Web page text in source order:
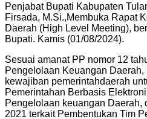
Penjabat Bupati Kabupaten
Firsada, M.Si.,Membuka Rapat
Daerah (High Level Meeting),
Bupati. Kamis (01/08/2024).
Sesuai amanat PP nomor 12
Pengelolaan Keuangan Daerah,
kewajiban pemerintahdaerah
Pemerintahan Berbasis
Pengelolaan keuangan Daerah,
2021 terkait Pembentukan Tim